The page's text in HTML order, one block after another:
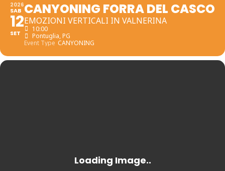
CALENDARIO
GIFTCARD
ITINERARI
2026
SAB
12
SET
CANYONING FORRA DEL CASCO
EMOZIONI VERTICALI IN VALNERINA
10:00
Pontuglia, PG
Event Type CANYONING